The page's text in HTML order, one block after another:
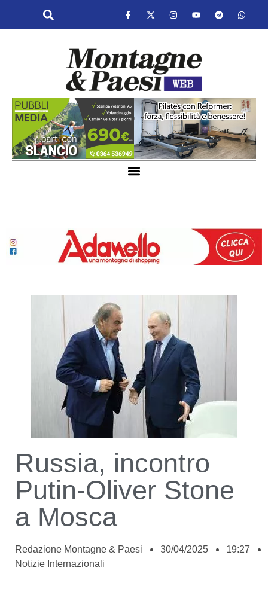
Russia, incontro
Putin-Oliver Stone
a Mosca
Redazione Montagne & Paesi 30/04/2025
19:27
Notizie Internazionali